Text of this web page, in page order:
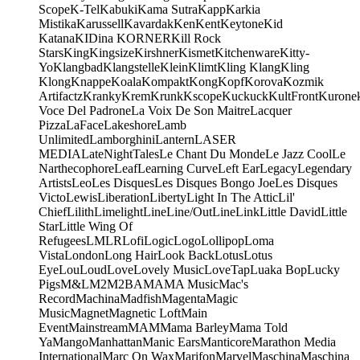
ScopeK-TelKabukiKama SutraKappKarkia
MistikaKarussellKavardakKenKentKeytoneKid
KatanaKIDina KORNERKill Rock
StarsKingKingsizeKirshnerKismetKitchenwareKitty-
YoKlangbadKlangstelleKleinKlimtKling KlangKling
KlongKnappeKoalaKompaktKongKopfKorovaKozmik
ArtifactzKrankyKremKrunkKscopeKuckuckKultFront
Voce Del PadroneLa Voix De Son MaitreLacquer
PizzaLaFaceLakeshoreLamb
UnlimitedLamborghiniLanternLASER
MEDIALateNightTalesLe Chant Du MondeLe Jazz CoolLe
NarthecophoreLeafLearning CurveLeft EarLegacyLegendary
ArtistsLeoLes DisquesLes Disques Bongo JoeLes Disques
VictoLewisLiberationLibertyLight In The AtticLil'
ChiefLilithLimelightLineLine/OutLineLinkLittle DavidLittle
StarLittle Wing Of
RefugeesLMLRLofiLogicLogoLollipopLoma
VistaLondonLong HairLook BackLotusLotus
EyeLouLoudLoveLovely MusicLoveTapLuaka BopLucky
PigsM&LM2M2BAMAMA MusicMac's
RecordMachinaMadfishMagentaMagic
MusicMagnetMagnetic LoftMain
EventMainstreamMAMMama BarleyMama Told
YaMangoManhattanManic EarsManticoreMarathon Media
InternationalMarc On WaxMarifonMarvelMaschinaMaschina